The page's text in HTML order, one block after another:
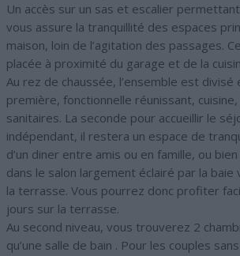
Un accès sur un sas et escalier permettant
vous assure la tranquillité des espaces
maison, loin de l’agitation des passages.
placée à proximité du garage et de la
Au rez de chaussée, l’ensemble est divisé
première, fonctionnelle réunissant,
sanitaires. La seconde pour accueillir le
indépendant, il restera un espace de
d’un diner entre amis ou en famille, ou
dans le salon largement éclairé par la
la terrasse. Vous pourrez donc profiter
jours sur la terrasse.
Au second niveau, vous trouverez 2
qu’une salle de bain . Pour les couples